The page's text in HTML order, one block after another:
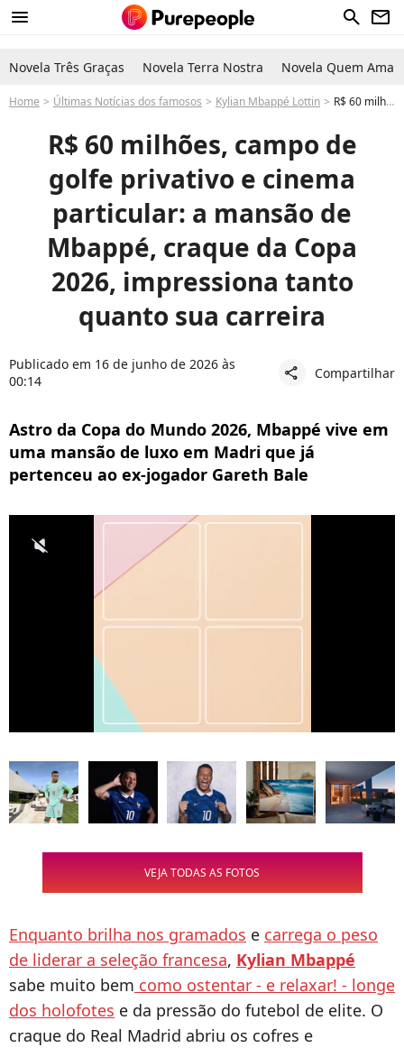
menu search newsletter
Novela Três Graças Novela Terra Nostra Novela Quem Ama
Home Últimas Notícias dos famosos Kylian Mbappé Lottin R$ 60 milhões, campo de golfe privativo e cinema particular: a mansão de Mbappé, craque da Copa 2026, impressiona tanto quanto sua carreira
R$ 60 milhões, campo de
golfe privativo e cinema
particular: a mansão de
Mbappé, craque da Copa
2026, impressiona tanto
quanto sua carreira
Publicado em 16 de junho de 2026 às
00:14
share Compartilhar
Astro da Copa do Mundo 2026, Mbappé vive em
uma mansão de luxo em Madri que já
pertenceu ao ex-jogador Gareth Bale
VEJA TODAS AS FOTOS
Enquanto brilha nos gramados e carrega o peso
de liderar a seleção francesa, Kylian Mbappé
sabe muito bem como ostentar - e relaxar! - longe
dos holofotes e da pressão do futebol de elite. O
craque do Real Madrid abriu os cofres e